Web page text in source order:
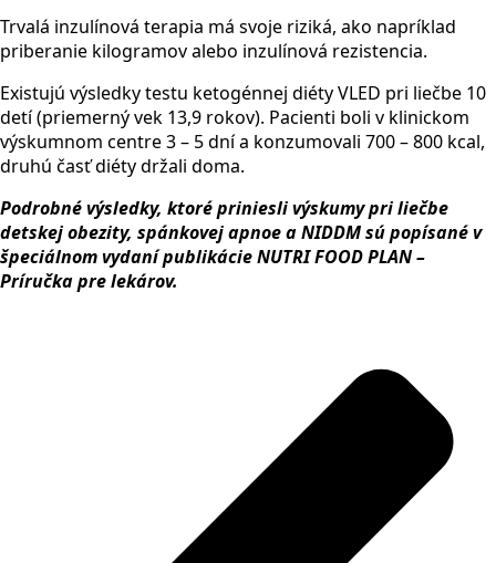
Trvalá inzulínová terapia má svoje riziká, ako napríklad
priberanie kilogramov alebo inzulínová rezistencia.
Existujú výsledky testu ketogénnej diéty VLED pri liečbe 10
detí (priemerný vek 13,9 rokov). Pacienti boli v klinickom
výskumnom centre 3 – 5 dní a konzumovali 700 – 800 kcal,
druhú časť diéty držali doma.
Podrobné výsledky, ktoré priniesli výskumy pri liečbe
detskej obezity, spánkovej apnoe a NIDDM sú popísané v
špeciálnom vydaní publikácie NUTRI FOOD PLAN –
Príručka pre lekárov.